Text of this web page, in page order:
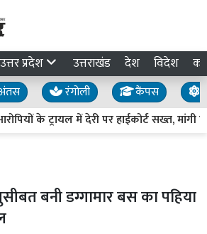
उत्तर प्रदेश उत्तराखंड देश विदेश
रंगोली कैंपस
के ट्रायल में देरी पर हाईकोर्ट सख्त, मांगी
बनी डग्गामार बस का पहिया